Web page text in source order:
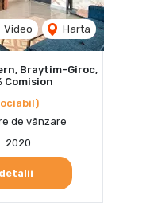
Video Harta
Braytim-Giroc,
Comision
de vânzare
2020